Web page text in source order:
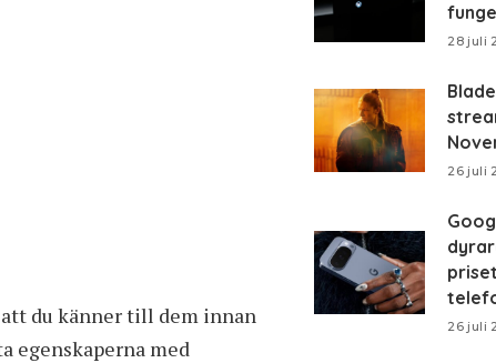
du känner till dem innan
egenskaperna med
28 juli
26 juli
26 juli